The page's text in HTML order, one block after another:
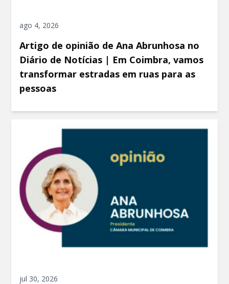
ago 4, 2026
Artigo de opinião de Ana Abrunhosa no
Diário de Notícias | Em Coimbra, vamos
transformar estradas em ruas para as
pessoas
jul 30, 2026